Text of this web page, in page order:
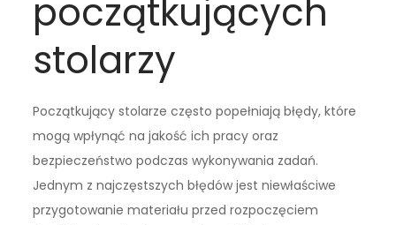
początkujących
stolarzy
Początkujący stolarze często popełniają błędy, które
mogą wpłynąć na jakość ich pracy oraz
bezpieczeństwo podczas wykonywania zadań.
Jednym z najczęstszych błędów jest niewłaściwe
przygotowanie materiału przed rozpoczęciem